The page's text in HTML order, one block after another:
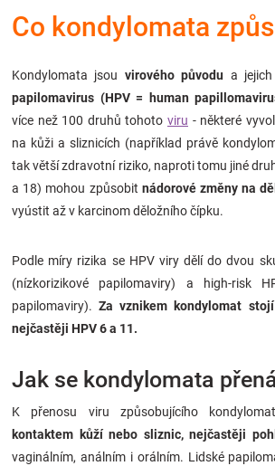
Blog
Hračkářství
Přihlášení
Co kondylomata
Kondylomata jsou virového původu a
papilomavirus (HPV = human
více než 100 druhů tohoto viru - některé
na kůži a sliznicích (například právě
tak větší zdravotní riziko, naproti tomu jiné
a 18) mohou způsobit nádorové změny na
vyústit až v karcinom děložního čípku.
Podle míry rizika se HPV viry dělí do dvou
(nízkorizikové papilomaviry) a high-risk
papilomaviry).Za vznikem kondylomat
nejčastěji HPV 6 a 11.
Jak se kondylomata
K přenosu viru způsobujícího
kontaktem kůží nebo sliznic, nejčastěji
vaginálním, análním i orálním. Lidské